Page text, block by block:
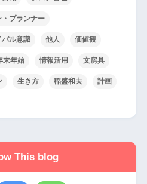
プランナー
バル意識 他人 価値観
末年始 情報活用 文房具
生き方 稲盛和夫 計画
This blog